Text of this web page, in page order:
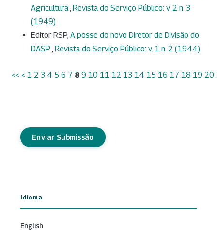
Agricultura, Revista do Serviço Público: v. 2 n. 3
(1949)
Editor RSP, A posse do novo Diretor de Divisão do
DASP , Revista do Serviço Público: v. 1 n. 2 (1944)
<< < 1 2 3 4 5 6 7 8 9 10 11 12 13 14 15 16 17 18 19 20
Enviar Submissão
Idioma
English